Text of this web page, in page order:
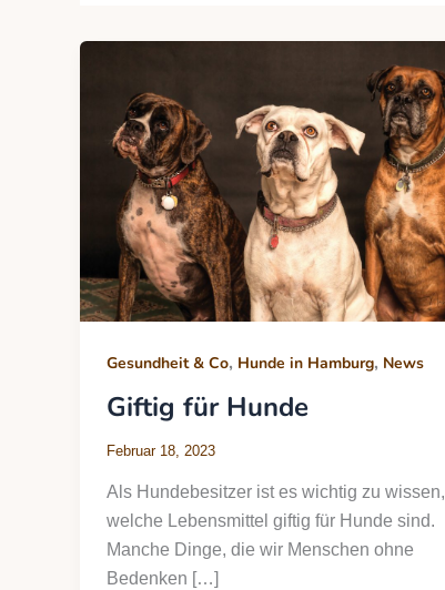
Gesundheit & Co, Hunde in Hamburg, News
Giftig für Hunde
Februar 18, 2023
Als Hundebesitzer ist es wichtig zu wissen,
welche Lebensmittel giftig für Hunde sind.
Manche Dinge, die wir Menschen ohne
Bedenken […]